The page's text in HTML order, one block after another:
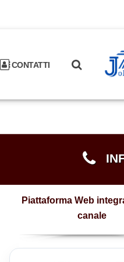
CONTATTI
Piattaforma Web
canale